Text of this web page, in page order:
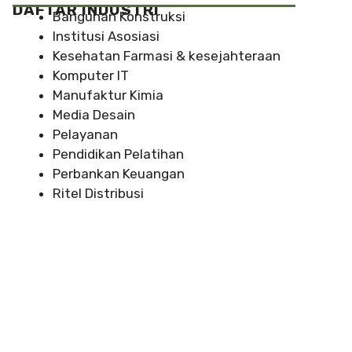
DAFTAR INDUSTRI
Bangunan Konstruksi
Institusi Asosiasi
Kesehatan Farmasi & kesejahteraan
Komputer IT
Manufaktur Kimia
Media Desain
Pelayanan
Pendidikan Pelatihan
Perbankan Keuangan
Ritel Distribusi